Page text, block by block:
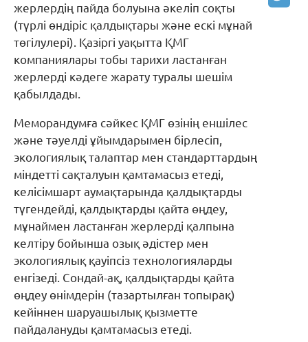
жерлердің пайда болуына әкеліп соқты
(түрлі өндіріс қалдықтары және ескі мұнай
төгілулері). Қазіргі уақытта ҚМГ
компаниялары тобы тарихи ластанған
жерлерді кәдеге жарату туралы шешім
қабылдады.
Меморандумға сәйкес ҚМГ өзінің еншілес
және тәуелді ұйымдарымен бірлесіп,
экологиялық талаптар мен стандарттардың
міндетті сақталуын қамтамасыз етеді,
келісімшарт аумақтарында қалдықтарды
түгендейді, қалдықтарды қайта өңдеу,
мұнаймен ластанған жерлерді қалпына
келтіру бойынша озық әдістер мен
экологиялық қауіпсіз технологияларды
енгізеді. Сондай-ақ, қалдықтарды қайта
өңдеу өнімдерін (тазартылған топырақ)
кейіннен шаруашылық қызметте
пайдалануды қамтамасыз етеді.